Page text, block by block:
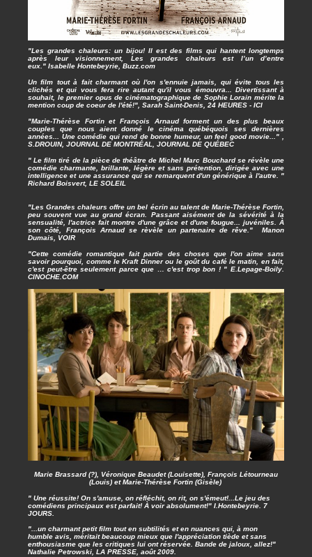
"Les grandes chaleurs: un bijou! Il est des films qui hantent longtemps
après leur visionnement, Les grandes chaleurs est l’un d’entre
eux." Isabelle Hontebeyrie, Buzz.com
Un film tout à fait charmant où l'on s'ennuie jamais, qui évite tous les
clichés et qui vous fera rire autant qu'il vous émouvra... Divertissant à
souhait, le premier opus de cinématographique de Sophie Lorain mérite la
mention coup de coeur de l'été!", Sarah Saint-Denis, 24 HEURES - ICI
"Marie-Thérèse Fortin et François Arnaud forment un des plus beaux
couples que nous aient donné le cinéma québéquois ses dernières
années... Une comédie qui rend de bonne humeur, un feel good movie..." ,
S.DROUIN, JOURNAL DE MONTRÉAL, JOURNAL DE QUÉBEC
" Le film tiré de la pièce de théâtre de Michel Marc Bouchard se révèle une
comédie charmante, brillante, légère et sans prétention, dirigée avec une
intelligence et une assurance qui se remarquent d'un générique à l'autre. "
Richard Boisvert, LE SOLEIL
"Les Grandes chaleurs offre un bel écrin au talent de Marie-Thérèse Fortin,
peu souvent vue au grand écran. Passant aisément de la sévérité à la
sensualité, l'actrice fait montre d'une grâce et d'une fougue... juvéniles. À
son côté, François Arnaud se rèvèle un partenaire de rêve." Manon
Dumais, VOIR
"Cette comédie romantique fait partie des choses que l'on aime sans
savoir pourquoi, comme le Kraft Dinner ou le goût du café le matin, en fait,
c'est peut-être seulement parce que … c'est trop bon ! " E.Lepage-Boily.
CINOCHE.COM
Marie Brassard (?), Véronique Beaudet (Louisette), François Létourneau
(Louis) et Marie-Thérèse Fortin (Gisèle)
" Une réussite! On s'amuse, on réfléchit, on rit, on s'émeut!...Le jeu des
comédiens principaux est parfait! À voir absolument!" I.Hontebeyrie. 7
JOURS.
"...un charmant petit film tout en subtilités et en nuances qui, à mon
humble avis, méritait beaucoup mieux que l'appréciation tiède et sans
enthousiasme que les critiques lui ont réservée. Bande de jaloux, allez!"
Nathalie Petrowski, LA PRESSE, août 2009.